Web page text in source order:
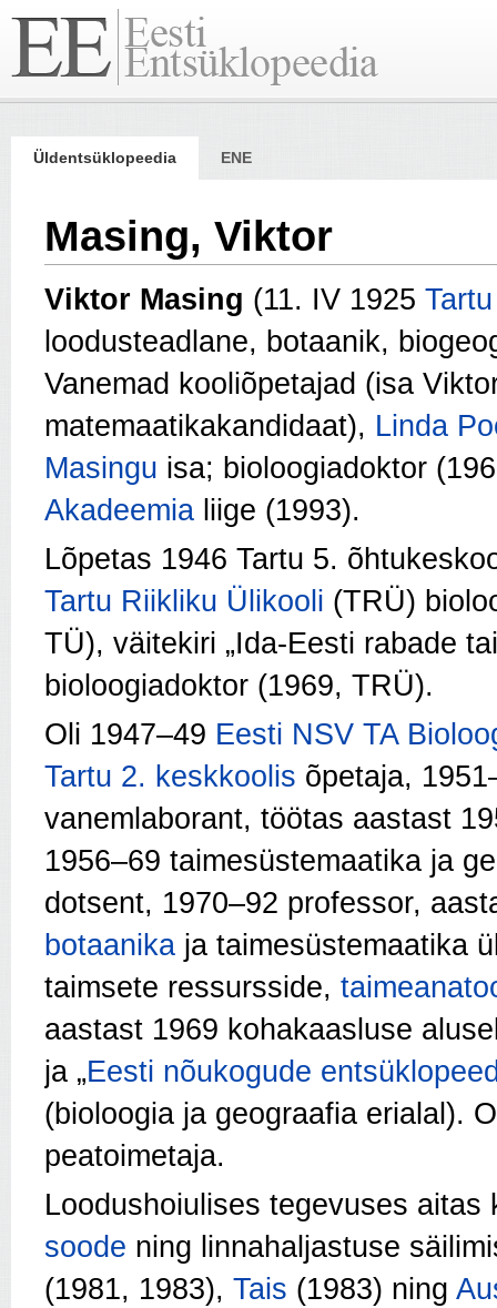
Üldentsüklopeedia ENE
Masing, Viktor
Viktor Masing (11. IV 1925 Tartu
loodusteadlane, botaanik,
Vanemad kooliõpe­tajad (isa
matemaatikakandidaat), Linda
Masingu isa; bioloogiadoktor
Akadeemia liige (1993).
Lõpetas 1946 Tartu 5.
Tartu Riikliku Ülikooli (TRÜ)
TÜ), väitekiri „Ida-Eesti rabade
bioloogiadoktor (1969, TRÜ).
Oli 1947–49 Eesti NSV TA
Tartu 2. keskkoolis õpetaja,
vanemlaborant, töötas aastast
1956–69 taimesüstemaatika ja
dotsent, 1970–92 professor,
botaanika ja taimesüstemaatika
taimsete ressursside,
aastast 1969 kohakaasluse
ja „Eesti nõukogude
(bioloogia ja geograafia erialal).
peatoimetaja.
Loodushoiulises tegevuses
soode ning linnahaljastuse
(1981, 1983), Tais (1983) ning